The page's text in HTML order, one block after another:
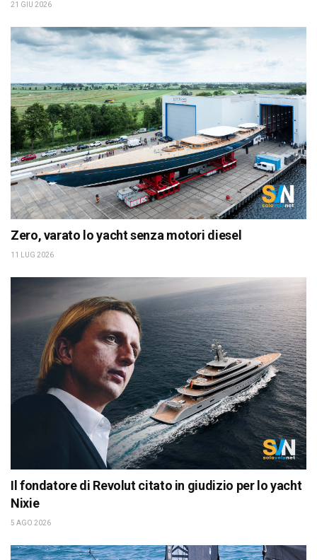
21 GIU 2026
Zero, varato lo yacht senza motori diesel
11 LUG 2026
Il fondatore di Revolut citato in giudizio per lo yacht
Nixie
5 AGO 2026